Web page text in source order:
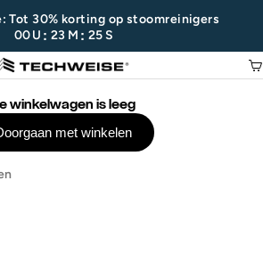
Tot 30% korting op stoomreinigers
00U : 23 M : 25S
Techweise
winkelwagen is leeg
met winkelen